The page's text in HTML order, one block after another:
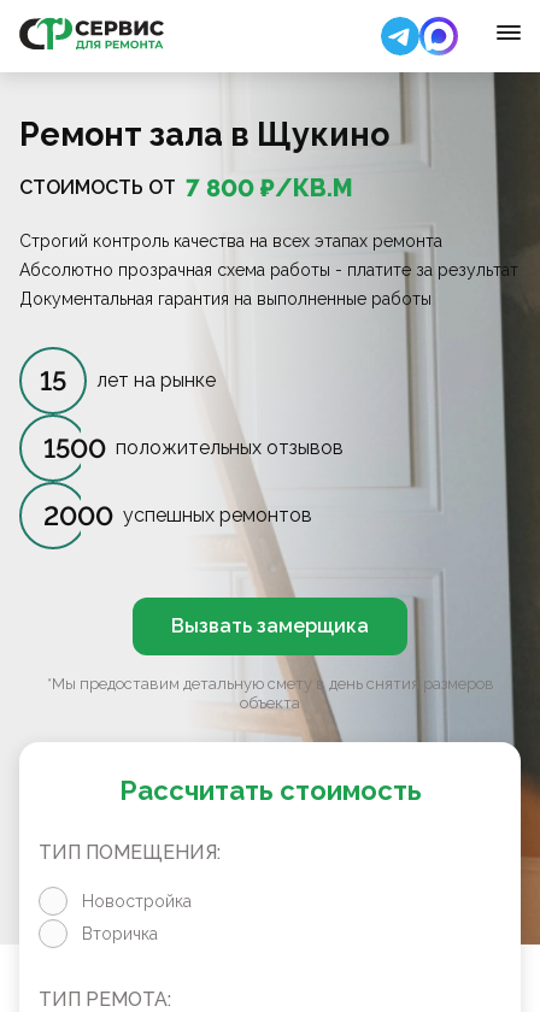
Ремонт зала в Щукино
СТОИМОСТЬ ОТ 7 800 ₽/КВ.М
Строгий контроль качества на всех этапах ремонта
Абсолютно прозрачная схема работы - платите за результат
Документальная гарантия на выполненные работы
15 лет на рынке
1500 положительных отзывов
2000 успешных ремонтов
Вызвать замерщика
*Мы предоставим детальную смету в день снятия размеров
объекта
Рассчитать стоимость
ТИП ПОМЕЩЕНИЯ:
Новостройка
Вторичка
ТИП РЕМОТА: